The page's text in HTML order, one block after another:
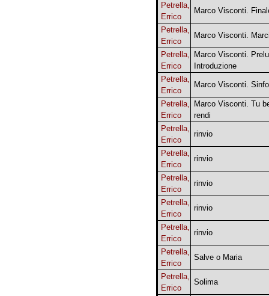
Petrella,
Errico
Marco Visconti.
Petrella,
Errico
Marco Visconti.
Petrella,
Errico
Marco Visconti.
Introduzione
Petrella,
Errico
Marco Visconti.
Petrella,
Errico
Marco Visconti. Tu
rendi
Petrella,
Errico
rinvio
Petrella,
Errico
rinvio
Petrella,
Errico
rinvio
Petrella,
Errico
rinvio
Petrella,
Errico
rinvio
Petrella,
Errico
Salve o Maria
Petrella,
Errico
Solima